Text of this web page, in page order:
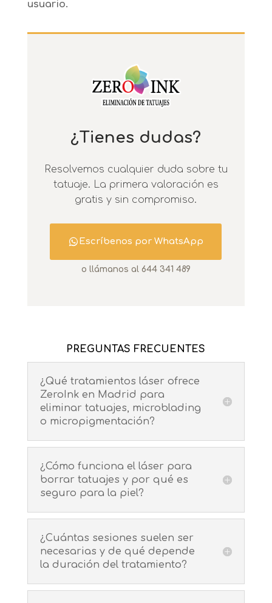
usuario.
¿Tienes dudas?
Resolvemos cualquier duda sobre tu
tatuaje. La primera valoración es
gratis y sin compromiso.
Escríbenos por WhatsApp
o llámanos al 644 341 489
PREGUNTAS FRECUENTES
¿Qué tratamientos láser ofrece
ZeroInk en Madrid para
eliminar tatuajes, microblading
o micropigmentación?
¿Cómo funciona el láser para
borrar tatuajes y por qué es
seguro para la piel?
¿Cuántas sesiones suelen ser
necesarias y de qué depende
la duración del tratamiento?